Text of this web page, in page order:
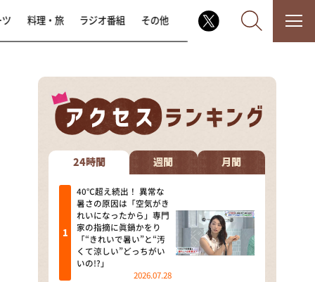
なるみ・岡村の過ぎるTV
相席食堂
これ余談なんですけど・・・
～人生密着トークバラエティ！
～ やすとものいたって真剣です
探偵！ナイトスクープ
料理・旅 ラジオ番組 その他
24時間 週間 月間
40℃超え続出！ 異常な
暑さの原因は「空気がき
れいになったから」専門
家の指摘に眞鍋かをり
「“きれいで暑い”と“汚
くて涼しい”どっちがい
いの!?」
2026.07.28